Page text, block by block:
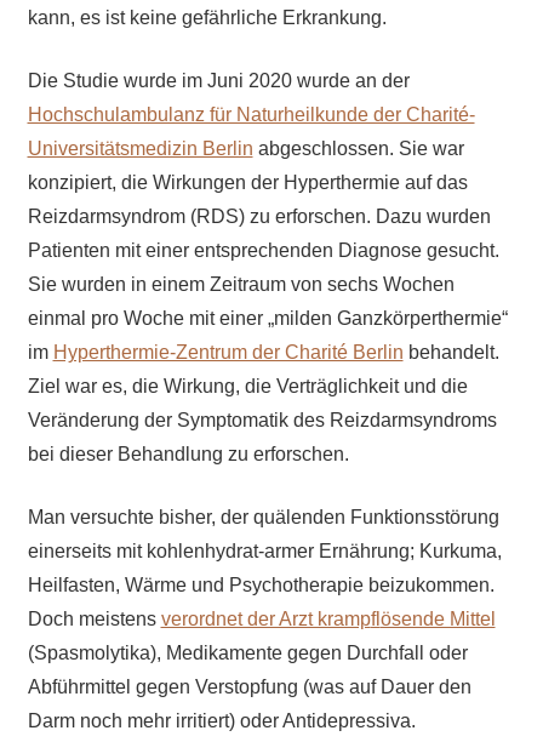
kann, es ist keine gefährliche Erkrankung.
Die Studie wurde im Juni 2020 wurde an der
Hochschulambulanz für Naturheilkunde der Charité-
Universitätsmedizin Berlin abgeschlossen. Sie war
konzipiert, die Wirkungen der Hyperthermie auf das
Reizdarmsyndrom (RDS) zu erforschen. Dazu wurden
Patienten mit einer entsprechenden Diagnose gesucht.
Sie wurden in einem Zeitraum von sechs Wochen
einmal pro Woche mit einer „milden Ganzkörperthermie“
im Hyperthermie-Zentrum der Charité Berlin behandelt.
Ziel war es, die Wirkung, die Verträglichkeit und die
Veränderung der Symptomatik des Reizdarmsyndroms
bei dieser Behandlung zu erforschen.
Man versuchte bisher, der quälenden Funktionsstörung
einerseits mit kohlenhydrat-armer Ernährung; Kurkuma,
Heilfasten, Wärme und Psychotherapie beizukommen.
Doch meistens verordnet der Arzt krampflösende Mittel
(Spasmolytika), Medikamente gegen Durchfall oder
Abführmittel gegen Verstopfung (was auf Dauer den
Darm noch mehr irritiert) oder Antidepressiva.